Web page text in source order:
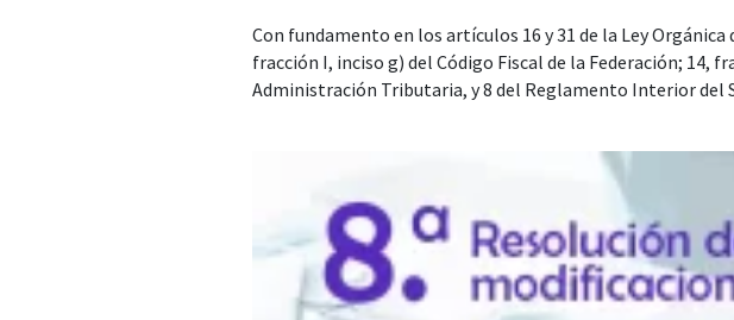
Con fundamento en los artículos 16 y 31 de la Ley
fracción I, inciso g) del Código Fiscal de la Federación; 14,
Administración Tributaria, y 8 del Reglamento Interior del